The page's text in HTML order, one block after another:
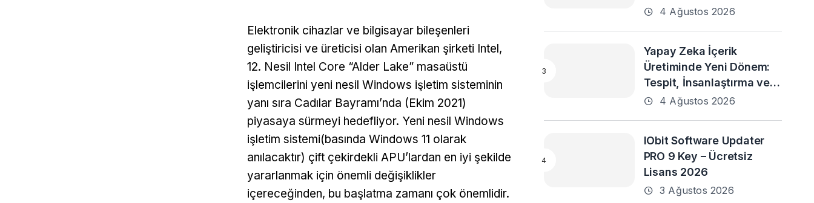
Elektronik cihazlar ve bilgisayar bileşenleri
geliştiricisi ve üreticisi olan Amerikan şirketi Intel,
12. Nesil Intel Core “Alder Lake” masaüstü
işlemcilerini yeni nesil Windows işletim sisteminin
yanı sıra Cadılar Bayramı’nda (Ekim 2021)
piyasaya sürmeyi hedefliyor. Yeni nesil Windows
işletim sistemi(basında Windows 11 olarak
anılacaktır) çift çekirdekli APU’lardan en iyi şekilde
yararlanmak için önemli değişiklikler
içereceğinden, bu başlatma zamanı çok önemlidir.
4 Ağustos 2026
Yapay Zeka İçerik
Üretiminde Yeni Dönem:
Tespit, İnsanlaştırma ve
Daha Fazlası
4 Ağustos 2026
IObit Software Updater
PRO 9 Key – Ücretsiz
Lisans 2026
3 Ağustos 2026